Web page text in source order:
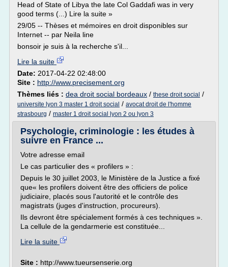
Head of State of Libya the late Col Gaddafi was in very
good terms (...) Lire la suite »
29/05 -- Thèses et mémoires en droit disponibles sur
Internet -- par Neila line
bonsoir je suis à la recherche s'il...
Lire la suite
Date: 2017-04-22 02:48:00
Site : http://www.precisement.org
Thèmes liés : dea droit social bordeaux / these droit social /
universite lyon 3 master 1 droit social / avocat droit de l'homme
strasbourg / master 1 droit social lyon 2 ou lyon 3
Psychologie, criminologie : les études à
suivre en France ...
Votre adresse email
Le cas particulier des « profilers » :
Depuis le 30 juillet 2003, le Ministère de la Justice a fixé
que« les profilers doivent être des officiers de police
judiciaire, placés sous l'autorité et le contrôle des
magistrats (juges d'instruction, procureurs).
Ils devront être spécialement formés à ces techniques ».
La cellule de la gendarmerie est constituée...
Lire la suite
Site : http://www.tueursenserie.org